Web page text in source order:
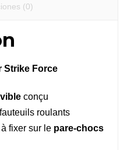
(0)
Strike Force
conçu
roulants
fixer sur le pare-chocs